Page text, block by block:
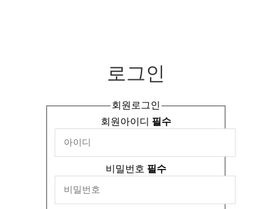
로그인
회원로그인
회원아이디 필수
비밀번호 필수